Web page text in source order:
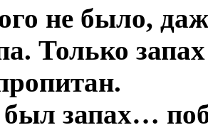
не было,
Только
был запах…